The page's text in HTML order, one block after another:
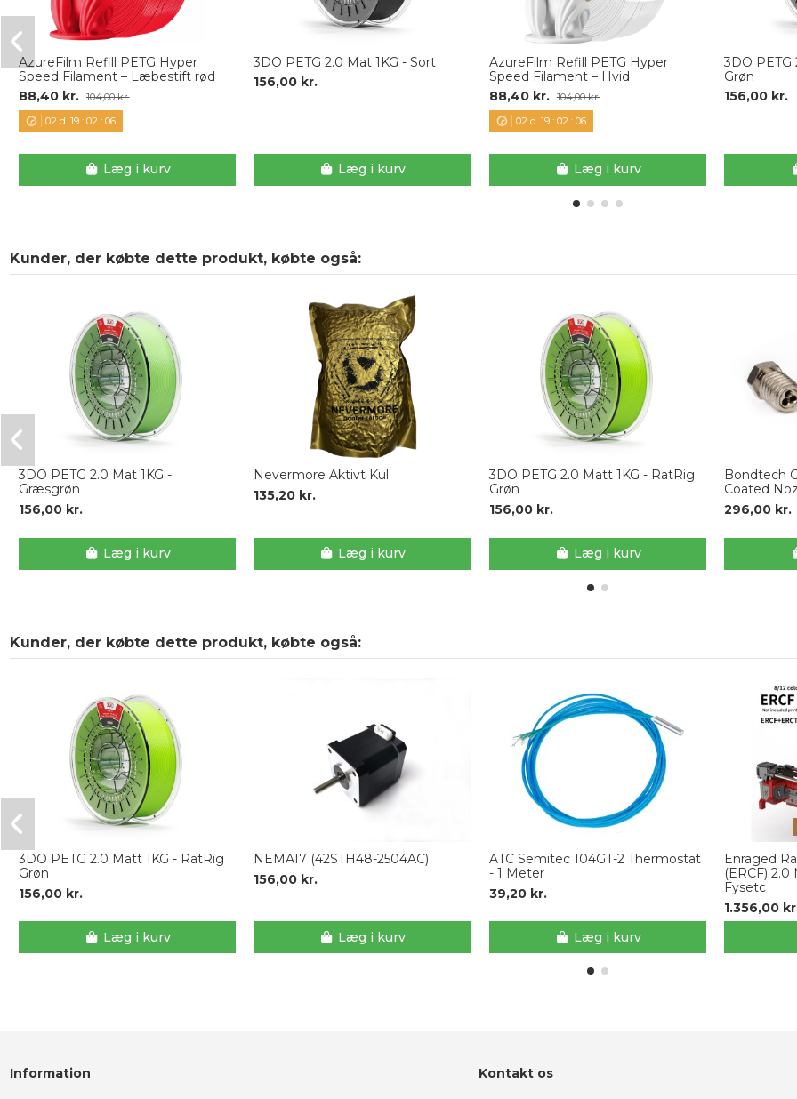
AzureFilm Refill PETG Hyper
Speed Filament – Læbestift rød
88,40 kr.
104,00 kr.
02 d. 19: 02 : 05
Læg i kurv
3DO PETG 2.0 Mat 1KG - Sort
156,00 kr.
Læg i kurv
AzureFilm Refill PETG Hyper
Speed Filament – Hvid
88,40 kr. 104,00 kr.
02 d. 19 :02 :05
Læg i kurv
3DO
Grøn
156,00 kr.
Kunder, der købte dette produkt, købte også:
3DO PETG 2.0 Mat 1KG -
Græsgrøn
156,00 kr.
Læg i kurv
Nevermore Aktivt Kul
135,20 kr.
Læg i kurv
3DO PETG 2.0 Matt 1KG - RatRig
Grøn
156,00 kr.
Læg i kurv
Bondtech
Coated
296,00 kr.
Kunder, der købte dette produkt, købte også:
3DO PETG 2.0 Matt 1KG - RatRig
Grøn
156,00 kr.
Læg i kurv
NEMA17 (42STH48-2504AC)
156,00 kr.
Læg i kurv
ATC Semitec 104GT-2 Thermostat
- 1 Meter
39,20 kr.
Læg i kurv
Enraged
(ERCF)
Fysetc
1.356,00
Information Kontakt os